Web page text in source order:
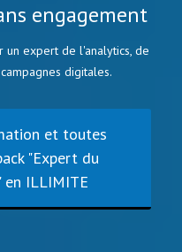
engagement
un expert de l'analytics, de
digitales.
et toutes
"Expert du
ILLIMITE